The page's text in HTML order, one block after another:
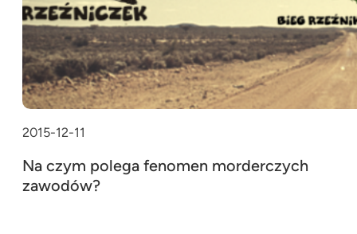
2015-12-11
Na czym polega fenomen morderczych
zawodów?